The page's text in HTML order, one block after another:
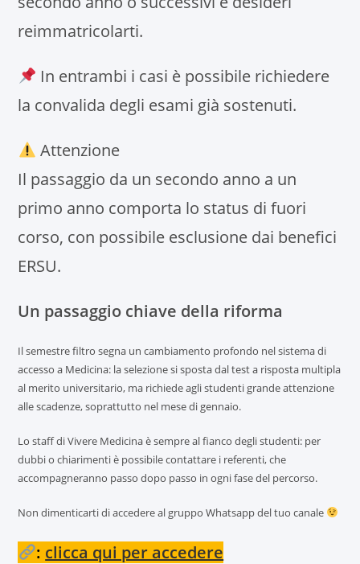
reimmatricolarti.
In entrambi i casi è possibile richiedere
la convalida degli esami già sostenuti.
Attenzione
Il passaggio da un secondo anno a un
primo anno comporta lo status di fuori
corso, con possibile esclusione dai benefici
ERSU.
Un passaggio chiave della riforma
Il semestre filtro segna un cambiamento profondo nel sistema di
accesso a Medicina: la selezione si sposta dal test a risposta multipla
al merito universitario, ma richiede agli studenti grande attenzione
alle scadenze, soprattutto nel mese di gennaio.
Lo staff di Vivere Medicina è sempre al fianco degli studenti: per
dubbi o chiarimenti è possibile contattare i referenti, che
accompagneranno passo dopo passo in ogni fase del percorso.
Non dimenticarti di accedere al gruppo Whatsapp del tuo canale
: clicca qui per accedere